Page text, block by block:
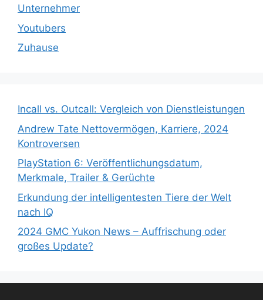
Unternehmer
Youtubers
Zuhause
Incall vs. Outcall: Vergleich von Dienstleistungen
Andrew Tate Nettovermögen, Karriere, 2024
Kontroversen
PlayStation 6: Veröffentlichungsdatum,
Merkmale, Trailer & Gerüchte
Erkundung der intelligentesten Tiere der Welt
nach IQ
2024 GMC Yukon News – Auffrischung oder
großes Update?